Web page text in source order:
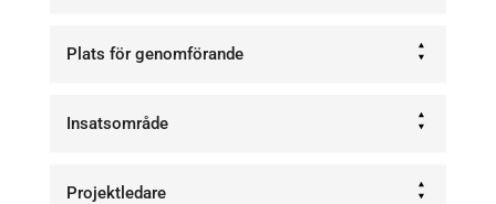
Plats för genomförande
Insatsområde
Projektledare